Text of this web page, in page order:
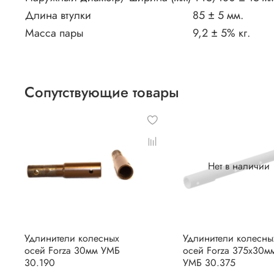
Длина втулки
85 ± 5 мм.
Масса пары
9,2 ± 5% кг.
Сопутствующие товары
Удлинители колесных
осей Forza 30мм УМБ
30.190
Нет в наличии
Удлинители
осей Forza
УМБ 30.375